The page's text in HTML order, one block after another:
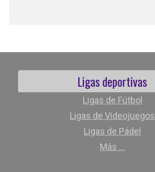
Ligas deportivas
Ligas de Fútbol
Ligas de Videojuegos
Ligas de Pádel
Más ...